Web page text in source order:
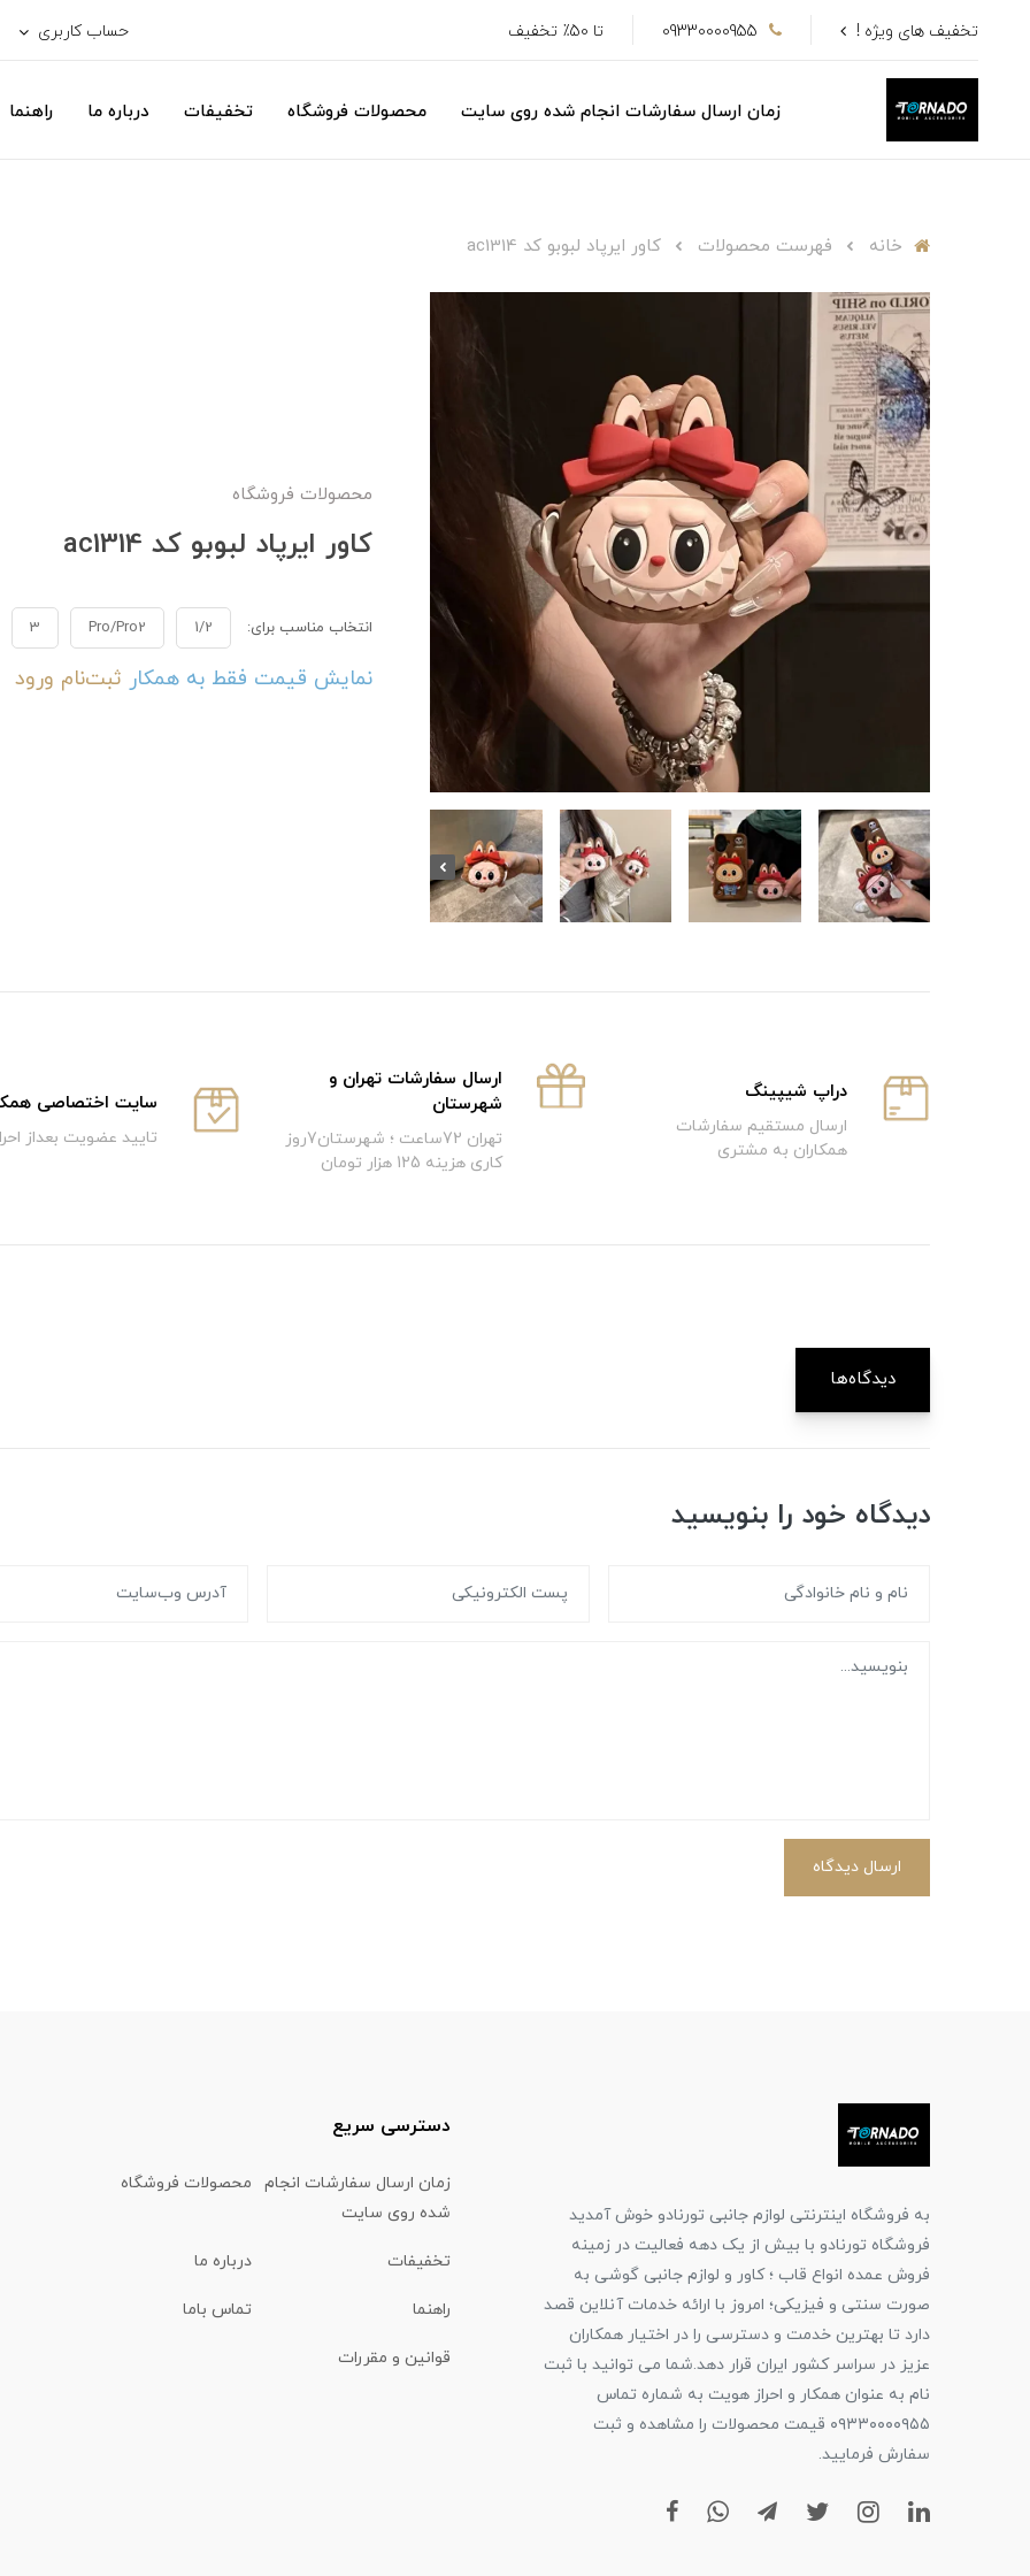
تخفیف های ویژه ! 09330000955 تا 50٪ تخفیف حساب کاربری
زمان ارسال سفارشات انجام شده روی سایت محصولات فروشگاه تخفیفات درباره ما راهنما
خانه فهرست محصولات کاور ایرپاد لبوبو کد ac1314
محصولات فروشگاه
کاور ایرپاد لبوبو کد ac1314
انتخاب مناسب برای: 1/2
Pro/Pro2
3
نمایش قیمت فقط به همکار ثبت‌نام ورود
دراپ شیپینگ
ارسال مستقیم سفارشات
همکاران به مشتری
ارسال سفارشات تهران و
شهرستان
تهران 72ساعت ؛ شهرستان7روز
کاری هزینه 125 هزار تومان
سایت اختصاصی
تایید عضویت بعداز
دیدگاه‌ها
دیدگاه خود را بنویسید
ارسال دیدگاه
به فروشگاه اینترنتی لوازم جانبی تورنادو خوش آمدید
فروشگاه تورنادو با بیش از یک دهه فعالیت در زمینه
فروش عمده انواع قاب ؛ کاور و لوازم جانبی گوشی به
صورت سنتی و فیزیکی؛ امروز با ارائه خدمات آنلاین قصد
دارد تا بهترین خدمت و دسترسی را در اختیار همکاران
عزیز در سراسر کشور ایران قرار دهد.شما می توانید با ثبت
نام به عنوان همکار و احراز هویت به شماره تماس
۰۹۳۳۰۰۰۰۹۵۵ قیمت محصولات را مشاهده و ثبت
سفارش فرمایید.
دسترسی سریع
زمان ارسال سفارشات انجام
شده روی سایت
محصولات فروشگاه
تخفیفات درباره ما
راهنما تماس باما
قوانین و مقررات